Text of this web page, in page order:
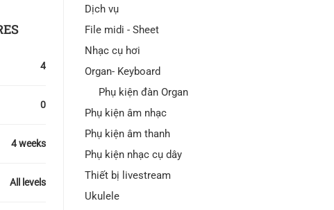
4
0
4 weeks
All levels
Dịch vụ
File midi - Sheet
Nhạc cụ hơi
Organ- Keyboard
Phụ kiện đàn Organ
Phụ kiện âm nhạc
Phụ kiện âm thanh
Phụ kiện nhạc cụ dây
Thiết bị livestream
Ukulele